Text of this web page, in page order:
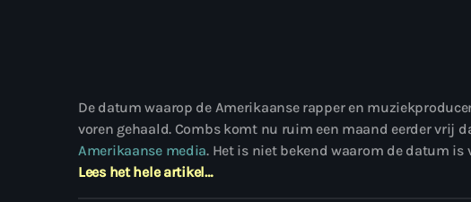
De datum waarop de Amerikaanse rapper en
voren gehaald. Combs komt nu ruim een maand eerder vrij
Amerikaanse media. Het is niet bekend waarom de datum is
Lees het hele artikel…